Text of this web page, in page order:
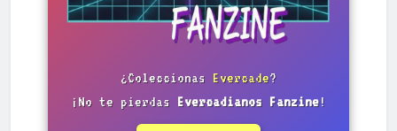
¿Coleccionas Evercade?
¡No te pierdas Evercadianos Fanzine!